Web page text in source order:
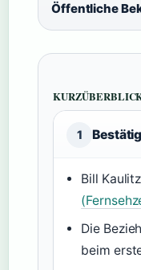
Öffentliche
1
Bill
Die
beim